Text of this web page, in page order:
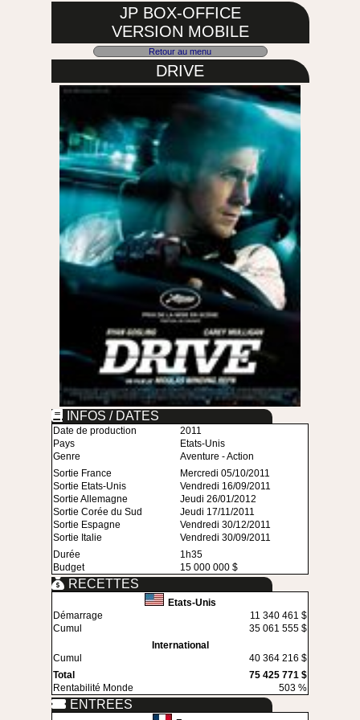
JP BOX-OFFICE
VERSION MOBILE
Retour au menu
DRIVE
INFOS / DATES
Date de production
2011
Pays
Etats-Unis
Genre
Aventure - Action
Sortie France
Mercredi 05/10/2011
Sortie Etats-Unis
Vendredi 16/09/2011
Sortie Allemagne
Jeudi 26/01/2012
Sortie Corée du Sud
Jeudi 17/11/2011
Sortie Espagne
Vendredi 30/12/2011
Sortie Italie
Vendredi 30/09/2011
Durée
1h35
Budget
15 000 000 $
RECETTES
Etats-Unis
Démarrage
11 340 461 $
Cumul
35 061 555 $
International
Cumul
40 364 216 $
Total
75 425 771 $
Rentabilité Monde
503 %
ENTREES